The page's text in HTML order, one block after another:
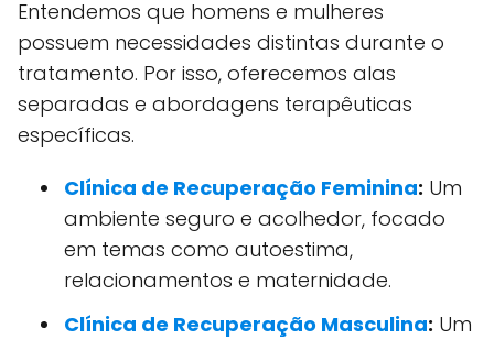
Entendemos que homens e mulheres
possuem necessidades distintas durante o
tratamento. Por isso, oferecemos alas
separadas e abordagens terapêuticas
específicas.
Clínica de Recuperação Feminina: Um
ambiente seguro e acolhedor, focado
em temas como autoestima,
relacionamentos e maternidade.
Clínica de Recuperação Masculina: Um